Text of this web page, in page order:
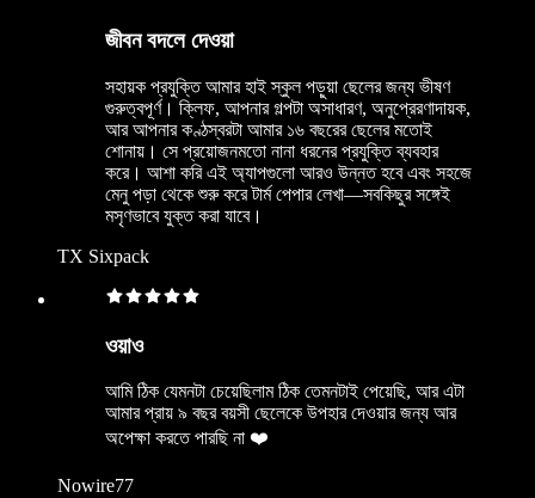
জীবন বদলে দেওয়া
সহায়ক প্রযুক্তি আমার হাই স্কুল পড়ুয়া ছেলের জন্য ভীষণ
গুরুত্বপূর্ণ। ক্লিফ, আপনার গল্পটা অসাধারণ, অনুপ্রেরণাদায়ক,
আর আপনার কণ্ঠস্বরটা আমার ১৬ বছরের ছেলের মতোই
শোনায়। সে প্রয়োজনমতো নানা ধরনের প্রযুক্তি ব্যবহার
করে। আশা করি এই অ্যাপগুলো আরও উন্নত হবে এবং সহজে
মেনু পড়া থেকে শুরু করে টার্ম পেপার লেখা—সবকিছুর সঙ্গেই
মসৃণভাবে যুক্ত করা যাবে।
TX Sixpack
ওয়াও
আমি ঠিক যেমনটা চেয়েছিলাম ঠিক তেমনটাই পেয়েছি, আর এটা
আমার প্রায় ৯ বছর বয়সী ছেলেকে উপহার দেওয়ার জন্য আর
অপেক্ষা করতে পারছি না ❤️
Nowire77